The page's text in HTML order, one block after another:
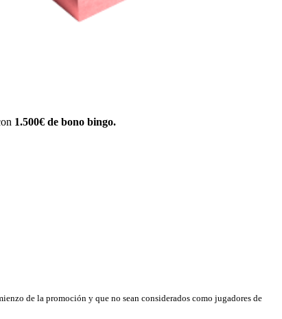
1.500€ de bono bingo.
de la promoción y que no sean considerados como jugadores de